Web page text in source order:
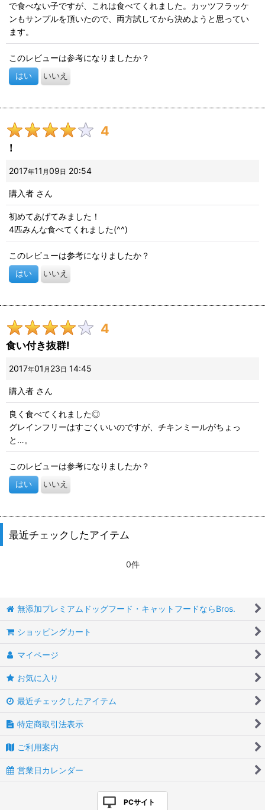
で食べない子ですが、これは食べてくれました。カッツフラッケ
ンもサンプルを頂いたので、両方試してから決めようと思ってい
ます。
このレビューは参考になりましたか？
はい いいえ
4
！
2017年11 月 09 日 20:54
購入者 さん
初めてあげてみました！
4匹みんな食べてくれました(^^)
このレビューは参考になりましたか？
はい いいえ
4
食い付き抜群!
2017年01 月 23 日 14:45
購入者 さん
良く食べてくれました◎
グレインフリーはすごくいいのですが、チキンミールがちょっ
と…。
このレビューは参考になりましたか？
はい いいえ
最近チェックしたアイテム
0件
無添加プレミアムドッグフード・キャットフードならBros.
ショッピングカート
マイページ
お気に入り
最近チェックしたアイテム
特定商取引法表示
ご利用案内
営業日カレンダー
PCサイト